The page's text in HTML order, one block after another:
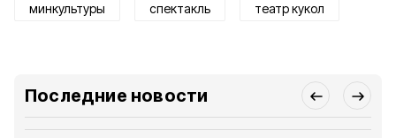
минкультуры спектакль театр кукол
Последние новости